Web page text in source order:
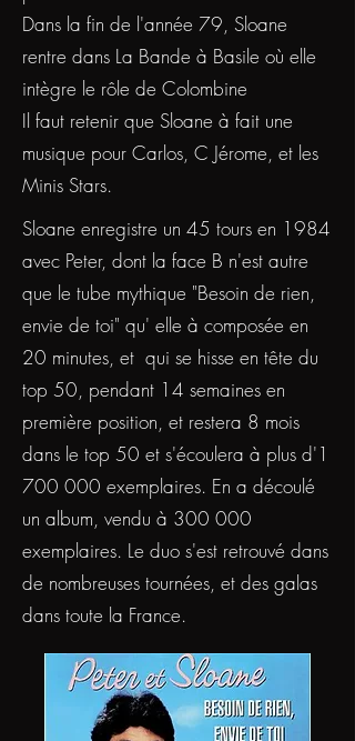
Dans la fin de l'année 79, Sloane
rentre dans La Bande à Basile où elle
intègre le rôle de Colombine
Il faut retenir que Sloane à fait une
musique pour Carlos, C Jérome, et les
Minis Stars.
Sloane enregistre un 45 tours en 1984
avec Peter, dont la face B n'est autre
que le tube mythique "Besoin de rien,
envie de toi" qu' elle à composée en
20 minutes, et qui se hisse en tête du
top 50, pendant 14 semaines en
première position, et restera 8 mois
dans le top 50 et s'écoulera à plus d'1
700 000 exemplaires. En a découlé
un album, vendu à 300 000
exemplaires. Le duo s'est retrouvé dans
de nombreuses tournées, et des galas
dans toute la France.